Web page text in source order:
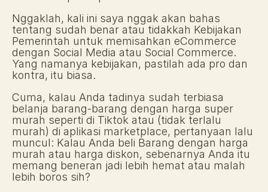
Nggaklah, kali ini saya nggak akan bahas
tentang sudah benar atau tidakkah Kebijakan
Pemerintah untuk memisahkan eCommerce
dengan Social Media atau Social Commerce.
Yang namanya kebijakan, pastilah ada pro dan
kontra, itu biasa.
Cuma, kalau Anda tadinya sudah terbiasa
belanja barang-barang dengan harga super
murah seperti di Tiktok atau (tidak terlalu
murah) di aplikasi marketplace, pertanyaan lalu
muncul: Kalau Anda beli Barang dengan harga
murah atau harga diskon, sebenarnya Anda itu
memang beneran jadi lebih hemat atau malah
lebih boros sih?